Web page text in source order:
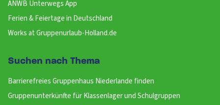
ANWB Unterwegs App
Ferien & Feiertage in Deutschland
Works at Gruppenurlaub-Holland.de
Suchen nach Thema
Barrierefreies Gruppenhaus Niederlande finden
Gruppenunterkünfte für Klassenlager und Schulgruppen